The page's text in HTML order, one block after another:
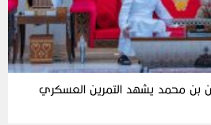
بن محمد يشهد التمرين العسكري